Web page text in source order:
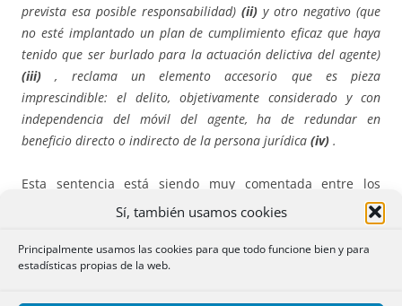
Sí, también usamos cookies
Principalmente usamos las cookies para que todo funcione bien y para
estadísticas propias de la web.
prevista esa posible responsabilidad) (ii) y otro negativo (que
no esté implantado un plan de cumplimiento eficaz que haya
tenido que ser burlado para la actuación delictiva del agente)
(iii), reclama un elemento accesorio que es pieza
imprescindible: el delito, objetivamente considerado y con
independencia del móvil del agente, ha de redundar en
beneficio directo o indirecto de la persona jurídica (iv) .
Esta sentencia está siendo muy comentada entre los
medios que se ocupan de la jurisprudencia de la Sala
Segunda del Tribunal Supremo. No sé si tiene que ver
otras noticias de rabiosa actualidad.